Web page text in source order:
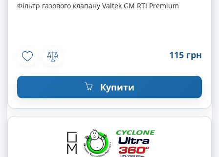
Фільтр газового клапану Valtek GM RTI Premium
115 грн
Купити